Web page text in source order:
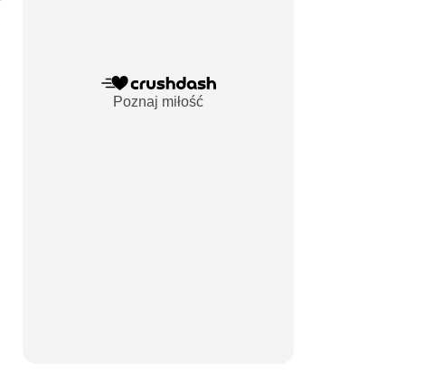
Poznaj miłość